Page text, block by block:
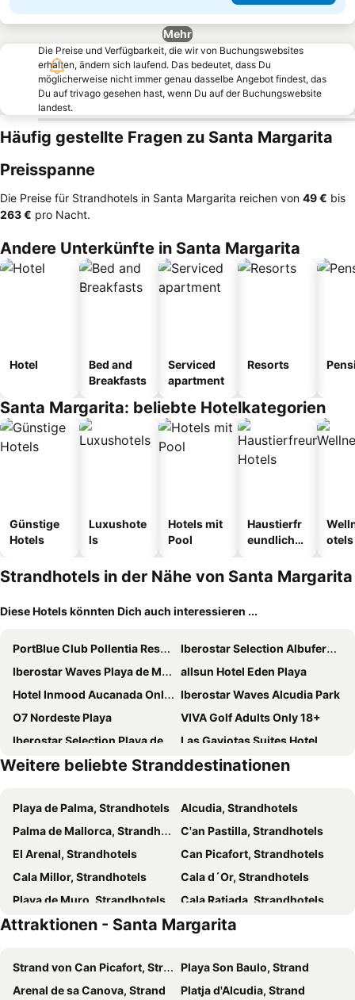
Mehr
Die Preise und Verfügbarkeit, die wir von Buchungswebsites
erhalten, ändern sich laufend. Das bedeutet, dass Du
möglicherweise nicht immer genau dasselbe Angebot findest, das
Du auf trivago gesehen hast, wenn Du auf der Buchungswebsite
landest.
Häufig gestellte Fragen zu Santa Margarita
Preisspanne
Die Preise für Strandhotels in Santa Margarita reichen von ‎49 € bis
‎263 € pro Nacht.
Andere Unterkünfte in Santa Margarita
Hotel
Bed and
Breakfasts
Serviced
apartment
Resorts
Santa Margarita: beliebte Hotelkategorien
Günstige
Hotels
Luxushote
ls
Hotels mit
Pool
Haustierfr
eundliche
otels
Strandhotels in der Nähe von Santa Margarita
Diese Hotels könnten Dich auch interessieren ...
PortBlue Club Pollentia Resort & Spa
Iberostar Selection Albufera Park
Iberostar Waves Playa de Muro
allsun Hotel Eden Playa
Hotel Inmood Aucanada Only Adults +16
Iberostar Waves Alcudia Park
O7 Nordeste Playa
VIVA Golf Adults Only 18+
Iberostar Selection Playa de Muro Village
Las Gaviotas Suites Hotel
Iberostar Selection Albufera Playa
JS Alcudi Mar
Eix Platja Daurada Hotel & Spa
Iberostar Waves Ciudad Blanca
Grupotel Parc Natural & Spa
JS Sol de Alcudia
Botel Alcudiamar Club
JS Yate
Hotel Vista Park
Grupotel Montecarlo
Hotel JS Miramar
The Sea Hotel by Grupotel - Adults Only
Alua Boccaccio
Hotel Exagon Park
Galaxia Boutique Hotel
JS Horitzó
Caprice Janeiro Hotel & Spa
Garden Saladina - Adults Only
Weitere beliebte Stranddestinationen
Playa de Palma, Strandhotels
Alcudia, Strandhotels
Palma de Mallorca, Strandhotels
C'an Pastilla, Strandhotels
El Arenal, Strandhotels
Can Picafort, Strandhotels
Cala Millor, Strandhotels
Cala d´Or, Strandhotels
Playa de Muro, Strandhotels
Cala Ratjada, Strandhotels
Sa Coma, Strandhotels
S'Illot, Strandhotels
Capdepera, Strandhotels
Colonia de Sant Jordi, Strandhotels
Puerto de Sóller, Strandhotels
Illetas, Strandhotels
Attraktionen - Santa Margarita
Strand von Can Picafort, Strand
Playa Son Baulo, Strand
Arenal de sa Canova, Strand
Platja d'Alcudia, Strand